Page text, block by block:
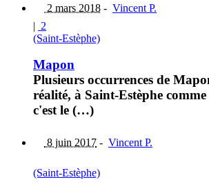
2 mars 2018 - Vincent P.
| 2
(Saint-Estèphe)
Mapon
Plusieurs occurrences de
réalité, à Saint-Estèphe
c'est le (…)
8 juin 2017 - Vincent P.
(Saint-Estèphe)